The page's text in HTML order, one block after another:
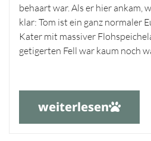
behaart war. Als er hier ankam,
klar: Tom ist ein ganz normaler
Kater mit massiver
getigerten Fell war kaum noch
weiterlesen